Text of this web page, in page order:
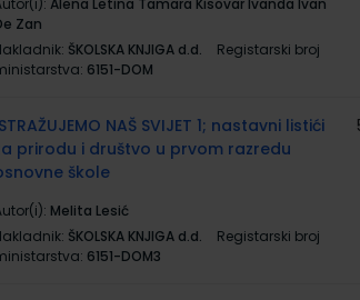
Alena Letina Tamara Kisovar Ivanda Ivan
Zan
ŠKOLSKA KNJIGA d.d.
Registarski broj
6151-DOM
NAŠ SVIJET 1; nastavni listići
prirodu i društvo u prvom razredu
škole
Melita Lesić
ŠKOLSKA KNJIGA d.d.
Registarski broj
6151-DOM3